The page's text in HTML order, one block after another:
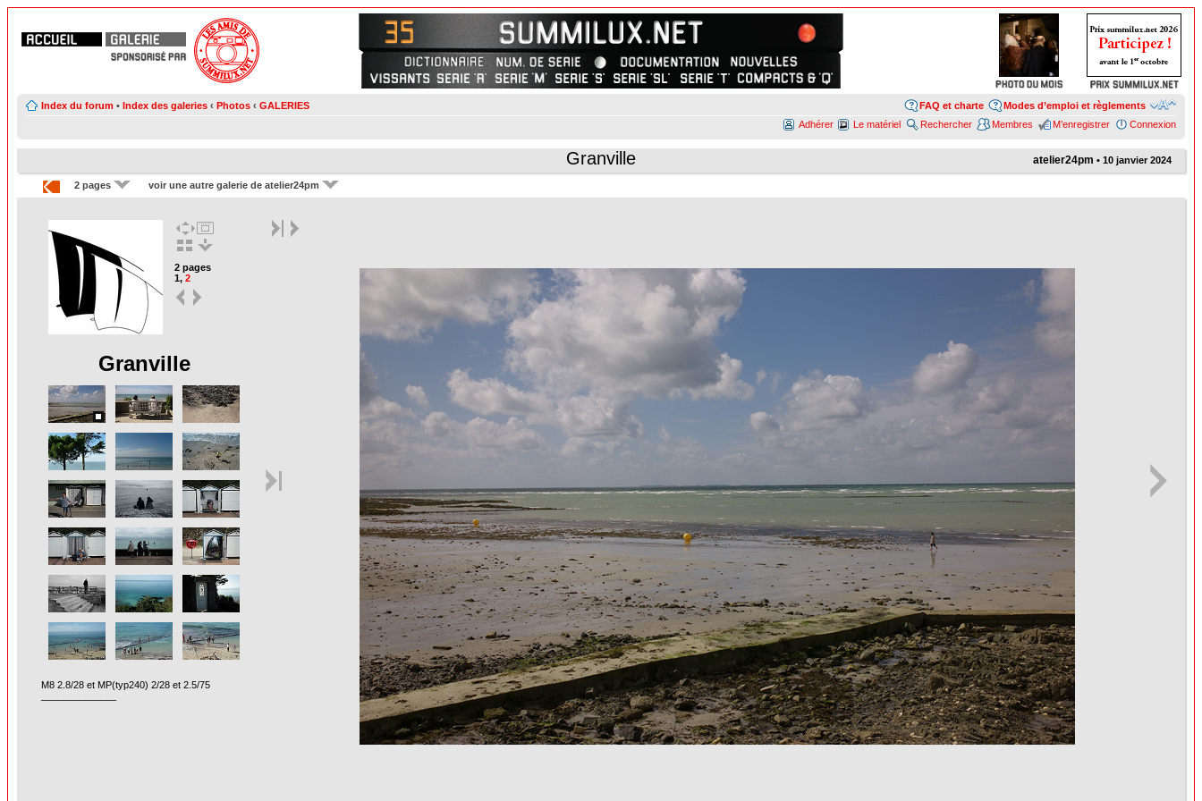
Index du forum • Index des galeries ‹ Photos ‹ GALERIES Modes d’emploi et règlements
FAQ et charte
Connexion
M’enregistrer
Membres
Rechercher
Le matériel
Adhérer
atelier24pm • 10 janvier 2024
Granville
2 pages voir une autre galerie de atelier24pm
2 pages
1, 2
Granville
M8 2.8/28 et MP(typ240) 2/28 et 2.5/75